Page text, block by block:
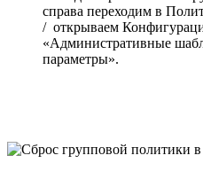
справа переходим в
/ открываем
«Административные
параметры».